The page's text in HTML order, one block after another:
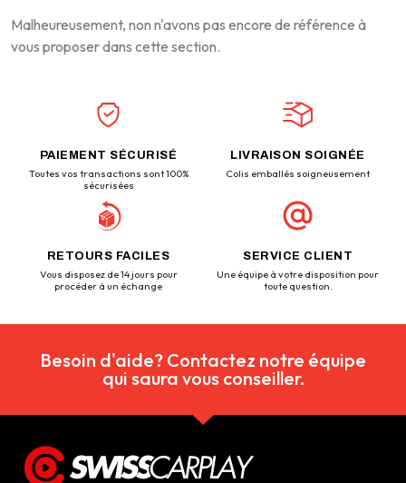
Malheureusement, non n'avons pas encore de référence à
vous proposer dans cette section.
PAIEMENT SÉCURISÉ
Toutes vos transactions sont 100%
sécurisées
LIVRAISON SOIGNÉE
Colis emballés soigneusement
RETOURS FACILES
Vous disposez de 14 jours pour
procéder à un échange
SERVICE CLIENT
Une équipe à votre disposition pour
toute question.
Besoin d'aide? Contactez notre équipe
qui saura vous conseiller.